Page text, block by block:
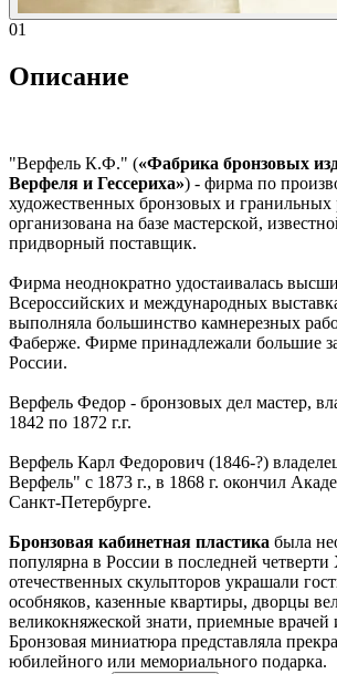
01
Описание
"Верфель К.Ф." («Фабрика бронзовых
Верфеля и Гессериха») - фирма по
художественных бронзовых и гранильных
организована на базе мастерской,
придворный поставщик.
Фирма неоднократно удостаивалась
Всероссийских и международных
выполняла большинство камнерезных
Фаберже. Фирме принадлежали большие
России.
Верфель Федор - бронзовых дел мастер,
1842 по 1872 г.г.
Верфель Карл Федорович (1846-?)
Верфель" с 1873 г., в 1868 г. окончил
Санкт-Петербурге.
Бронзовая кабинетная пластика была
популярна в России в последней
отечественных скульпторов украшали
особняков, казенные квартиры, дворцы
великокняжеской знати, приемные врачей
Бронзовая миниатюра представляла
юбилейного или мемориального подарка.